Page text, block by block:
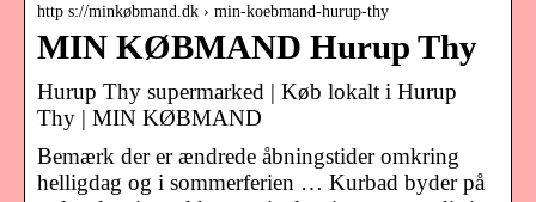
http s://minkøbmand.dk › min-koebmand-hurup-thy
MIN KØBMAND Hurup Thy
Hurup Thy supermarked | Køb lokalt i Hurup
Thy | MIN KØBMAND
Bemærk der er ændrede åbningstider omkring
helligdag og i sommerferien … Kurbad byder på